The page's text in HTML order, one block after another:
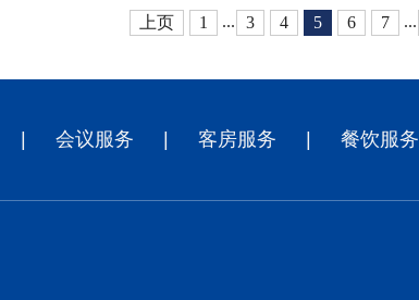
上页 1 ... 3 4 5 6 7 ...
会议服务 客房服务 餐饮服务